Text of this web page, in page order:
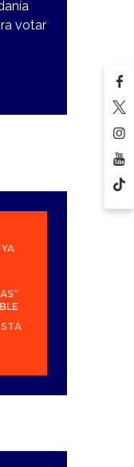
votar